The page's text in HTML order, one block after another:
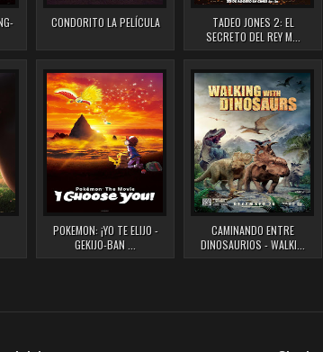
CONDORITO LA PELÍCULA
TADEO JONES 2: EL
SECRETO DEL REY M...
POKEMON: ¡YO TE ELIJO -
GEKIJO-BAN ...
CAMINANDO ENTRE
DINOSAURIOS - WALKI...